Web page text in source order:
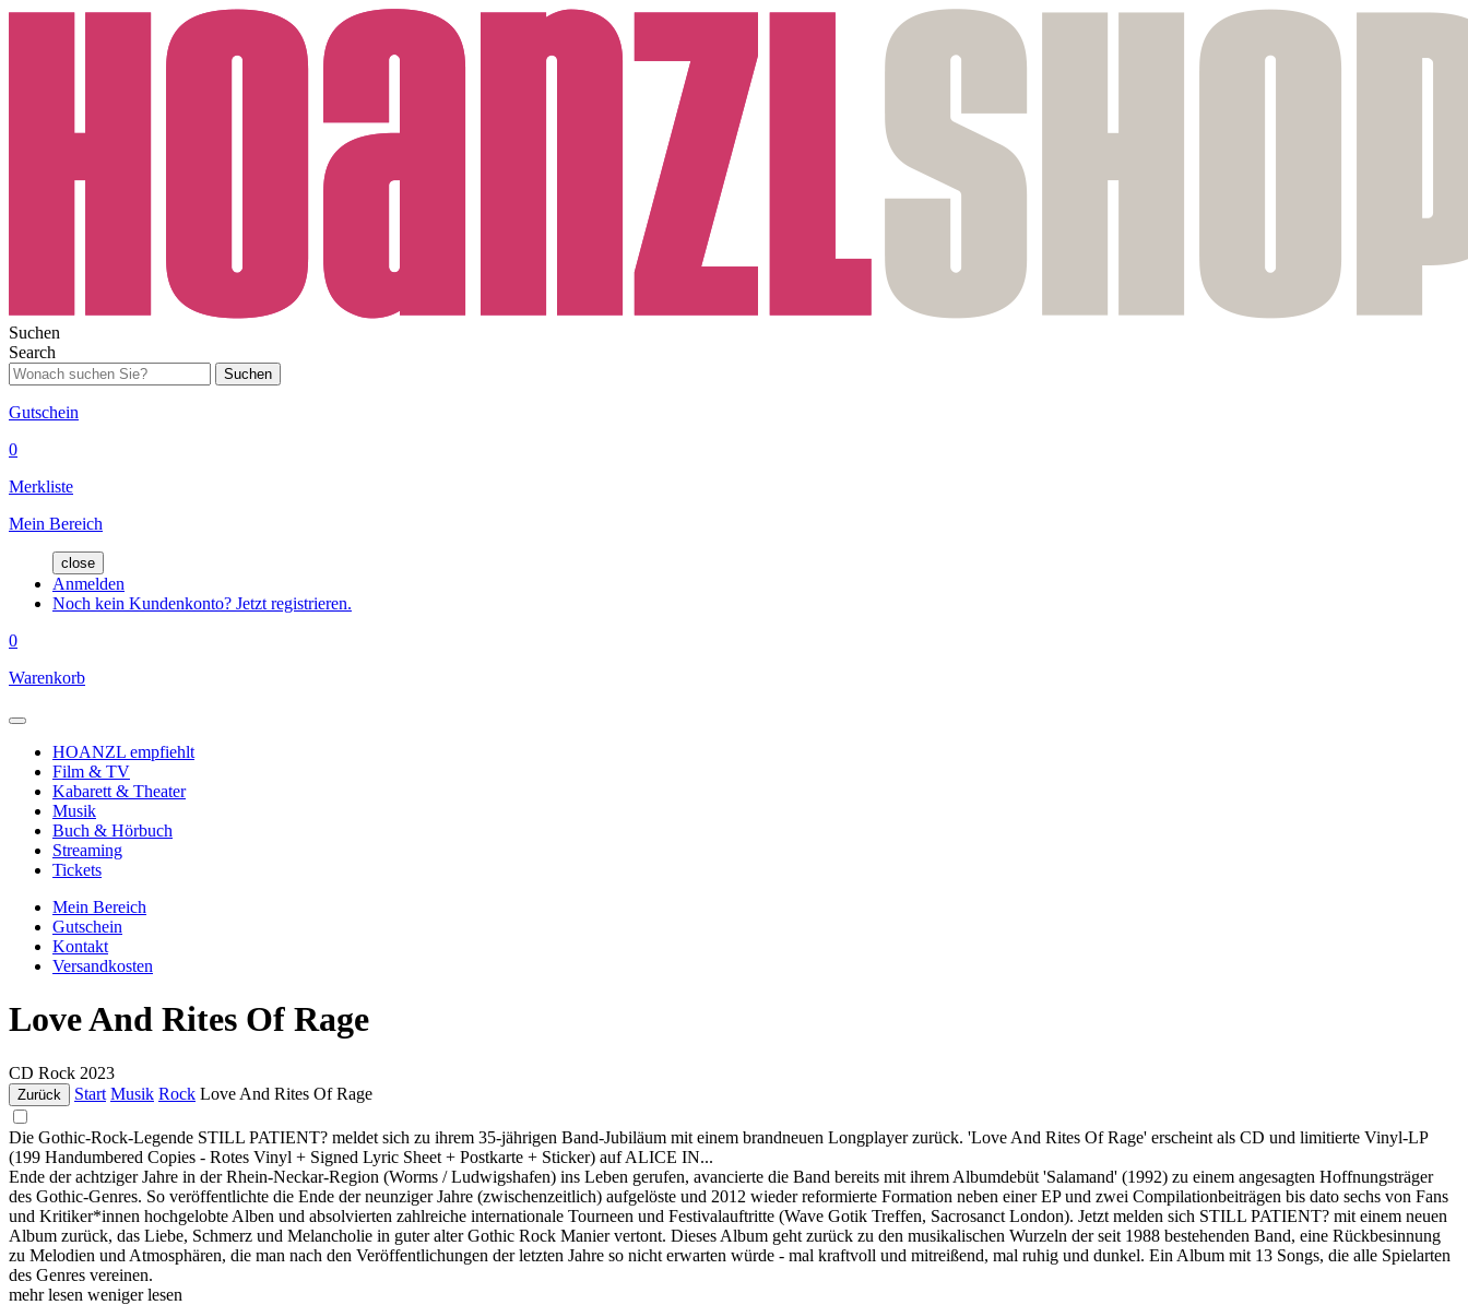
Suchen
Search
Suchen
Gutschein
0
Merkliste
Mein Bereich
close
Anmelden
Noch kein Kundenkonto? Jetzt registrieren.
0
Warenkorb
HOANZL empfiehlt
Film & TV
Kabarett & Theater
Musik
Buch & Hörbuch
Streaming
Tickets
Mein Bereich
Gutschein
Kontakt
Versandkosten
Love And Rites Of Rage
CD Rock 2023
Zurück Start Musik Rock Love And Rites Of Rage
Die Gothic-Rock-Legende STILL PATIENT? meldet sich zu ihrem 35-jährigen Band-Jubiläum mit einem brandneuen Longplayer zurück. 'Love And Rites Of Rage' erscheint als CD und limitierte Vinyl-LP
(199 Handumbered Copies - Rotes Vinyl + Signed Lyric Sheet + Postkarte + Sticker) auf ALICE IN...
Ende der achtziger Jahre in der Rhein-Neckar-Region (Worms / Ludwigshafen) ins Leben gerufen, avancierte die Band bereits mit ihrem Albumdebüt 'Salamand' (1992) zu einem angesagten Hoffnungsträger
des Gothic-Genres. So veröffentlichte die Ende der neunziger Jahre (zwischenzeitlich) aufgelöste und 2012 wieder reformierte Formation neben einer EP und zwei Compilationbeiträgen bis dato sechs von Fans
und Kritiker*innen hochgelobte Alben und absolvierten zahlreiche internationale Tourneen und Festivalauftritte (Wave Gotik Treffen, Sacrosanct London). Jetzt melden sich STILL PATIENT? mit einem neuen
Album zurück, das Liebe, Schmerz und Melancholie in guter alter Gothic Rock Manier vertont. Dieses Album geht zurück zu den musikalischen Wurzeln der seit 1988 bestehenden Band, eine Rückbesinnung
zu Melodien und Atmosphären, die man nach den Veröffentlichungen der letzten Jahre so nicht erwarten würde - mal kraftvoll und mitreißend, mal ruhig und dunkel. Ein Album mit 13 Songs, die alle Spielarten
des Genres vereinen.
mehr lesen weniger lesen